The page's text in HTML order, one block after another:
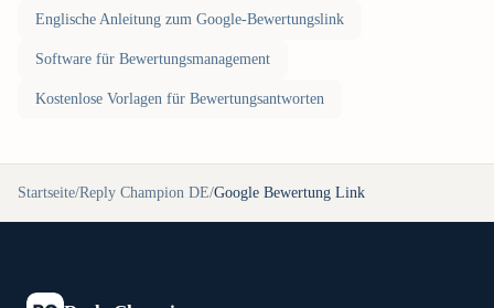
Englische Anleitung zum Google-Bewertungslink
Software für Bewertungsmanagement
Kostenlose Vorlagen für Bewertungsantworten
Startseite/Reply Champion DE/Google Bewertung Link